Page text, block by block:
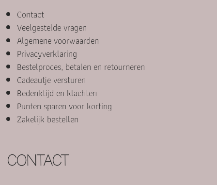
Contact
Veelgestelde vragen
Algemene voorwaarden
Privacyverklaring
Bestelproces, betalen en retourneren
Cadeautje versturen
Bedenktijd en klachten
Punten sparen voor korting
Zakelijk bestellen
CONTACT